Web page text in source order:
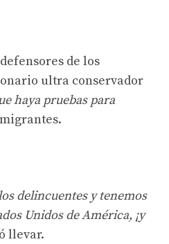
de los
ultra conservador
haya pruebas para
delincuentes y tenemos
Unidos de América, ¡y
llevar.